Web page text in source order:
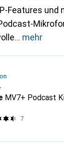
Features und
mehr
MV7+ Podcast
7